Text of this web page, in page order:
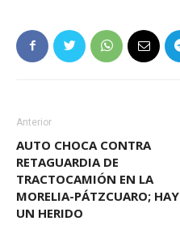
Anterior
AUTO CHOCA CONTRA
RETAGUARDIA DE
TRACTOCAMIÓN EN LA
MORELIA-PÁTZCUARO; HAY
UN HERIDO